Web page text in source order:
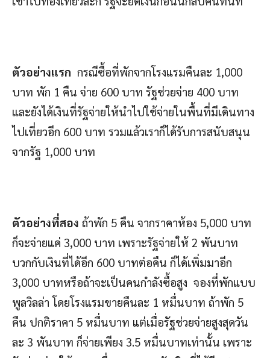
ตัวอย่างแรก กรณีซื้อที่พักจากโรงแรมคืนละ 1,000
บาท พัก 1 คืน จ่าย 600 บาท รัฐช่วยจ่าย 400 บาท
และยังได้เงินที่รัฐจ่ายให้นำไปใช้จ่ายในพื้นที่มีเดินทาง
ไปเที่ยวอีก 600 บาท รวมแล้วเราก็ได้รับการสนับสนุน
จากรัฐ 1,000 บาท
ตัวอย่างที่สอง ถ้าพัก 5 คืน จากราคาห้อง 5,000 บาท
ก็จะจ่ายแค่ 3,000 บาท เพราะรัฐจ่ายให้ 2 พันบาท
บวกกับเงินที่ได้อีก 600 บาทต่อคืน ก็ได้เพิ่มมาอีก
3,000 บาทหรือถ้าจะเป็นคนกำลังซื้อสูง จองที่พักแบบ
พูลวิลล่า โดยโรงแรมขายคืนละ 1 หมื่นบาท ถ้าพัก 5
คืน ปกติราคา 5 หมื่นบาท แต่เมื่อรัฐช่วยจ่ายสูงสุดวัน
ละ 3 พันบาท ก็จ่ายเพียง 3.5 หมื่นบาทเท่านั้น เพราะ